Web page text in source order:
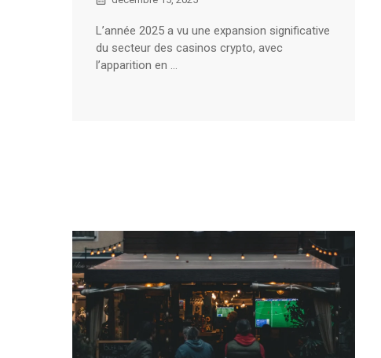
L’année 2025 a vu une expansion significative
du secteur des casinos crypto, avec
l’apparition en ...